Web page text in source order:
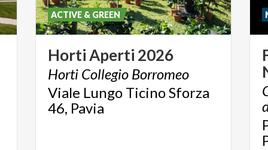
HortiAperti 2026
Horti Collegio Borromeo
Viale Lungo Ticino Sforza
46, Pavia
ACTIVE & GREEN